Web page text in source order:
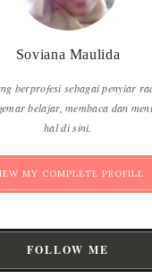
Soviana Maulida
berprofesi sebagai penyiar
belajar, membaca dan
hal di sini.
MY COMPLETE PROFILE
FOLLOW ME